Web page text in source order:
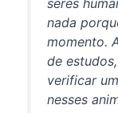
seres
nada
momento.
de
verificar
nesses